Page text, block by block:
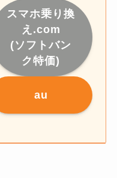
スマホ乗り換
え.com
(ソフトバン
ク特価)
au